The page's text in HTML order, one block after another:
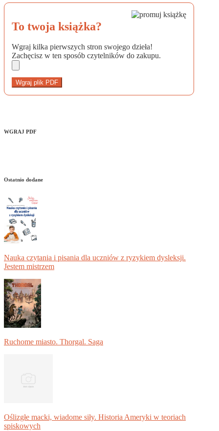
To twoja książka?
Wgraj kilka pierwszych stron swojego dzieła!
Zachęcisz w ten sposób czytelników do zakupu.
Wgraj plik PDF
WGRAJ PDF
Ostatnio dodane
Nauka czytania i pisania dla uczniów z ryzykiem dysleksji.
Jestem mistrzem
Ruchome miasto. Thorgal. Saga
Oślizgłe macki, wiadome siły. Historia Ameryki w teoriach
spiskowych